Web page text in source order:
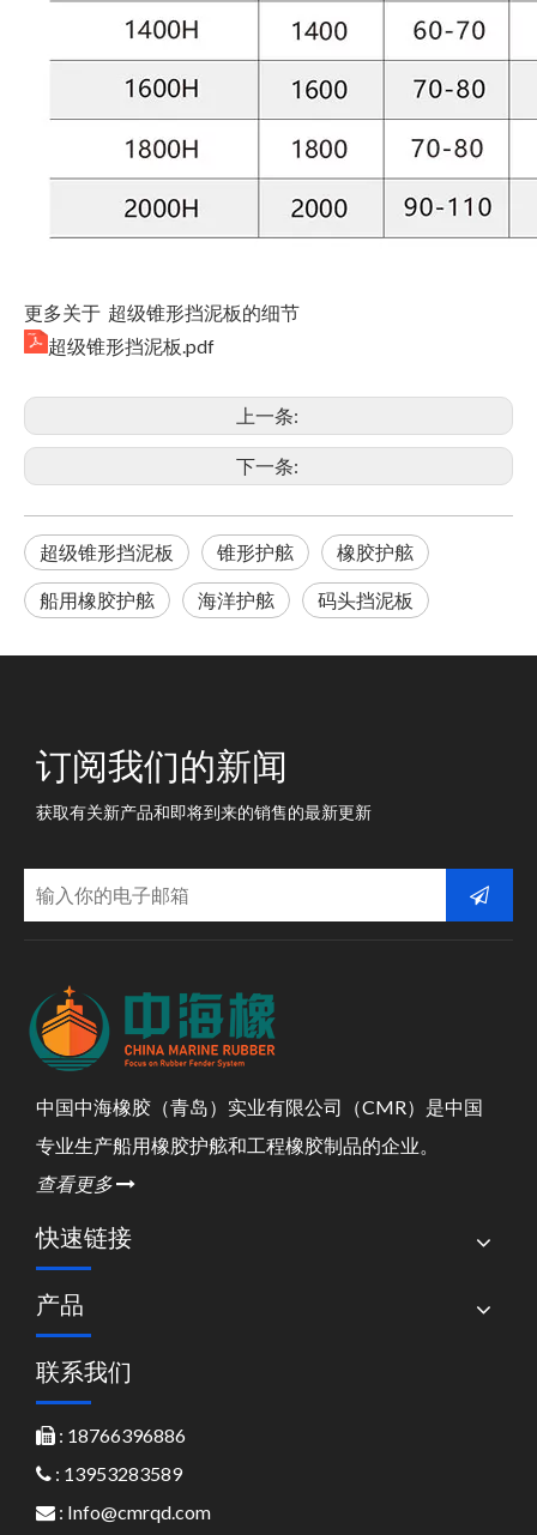
更多关于 超级锥形挡泥板的细节
超级锥形挡泥板.pdf
上一条:
下一条:
超级锥形挡泥板 锥形护舷 橡胶护舷
船用橡胶护舷 海洋护舷 码头挡泥板
订阅我们的新闻
获取有关新产品和即将到来的销售的最新更新
中国中海橡胶（青岛）实业有限公司（CMR）是中国
专业生产船用橡胶护舷和工程橡胶制品的企业。
查看更多
快速链接
产品
联系我们
 : 18766396886
 : 13953283589
 : Info@cmrqd.com